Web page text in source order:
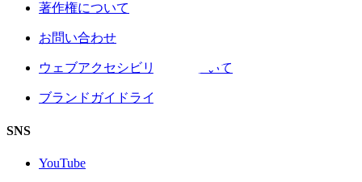
著作権について
お問い合わせ
ウェブアクセシビリティについて
ブランドガイドライン
SNS
YouTube